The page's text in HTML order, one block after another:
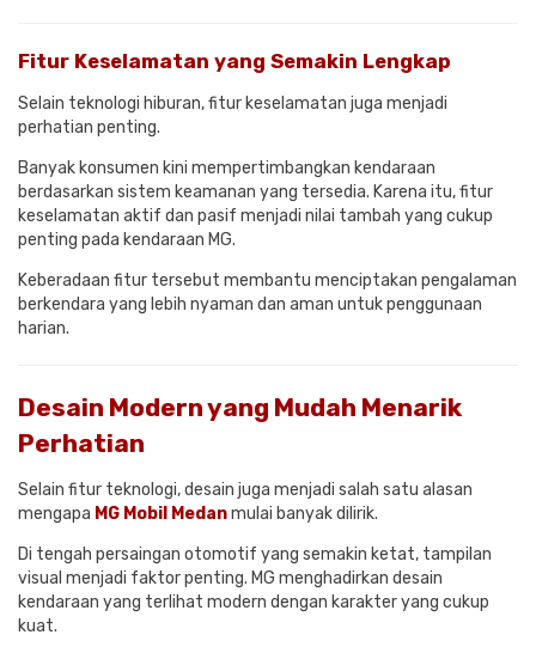
Fitur Keselamatan yang Semakin Lengkap
Selain teknologi hiburan, fitur keselamatan juga menjadi
perhatian penting.
Banyak konsumen kini mempertimbangkan kendaraan
berdasarkan sistem keamanan yang tersedia. Karena itu, fitur
keselamatan aktif dan pasif menjadi nilai tambah yang cukup
penting pada kendaraan MG.
Keberadaan fitur tersebut membantu menciptakan pengalaman
berkendara yang lebih nyaman dan aman untuk penggunaan
harian.
Desain Modern yang Mudah Menarik
Perhatian
Selain fitur teknologi, desain juga menjadi salah satu alasan
mengapa MG Mobil Medanmulai banyak dilirik.
Di tengah persaingan otomotif yang semakin ketat, tampilan
visual menjadi faktor penting. MG menghadirkan desain
kendaraan yang terlihat modern dengan karakter yang cukup
kuat.